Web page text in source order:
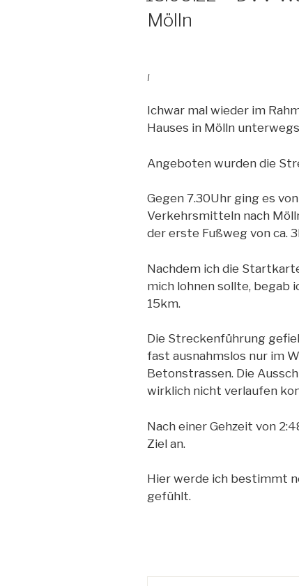
Mölln
I
Ichwar mal wieder im
Hauses in Mölln
Angeboten wurden die
Gegen 7.30Uhr ging es
Verkehrsmitteln nach
der erste Fußweg von ca.
Nachdem ich die
mich lohnen sollte, begab
15km.
Die Streckenführung
fast ausnahmslos nur im
Betonstrassen. Die
wirklich nicht verlaufen
Nach einer Gehzeit von
Ziel an.
Hier werde ich bestimmt
gefühlt.